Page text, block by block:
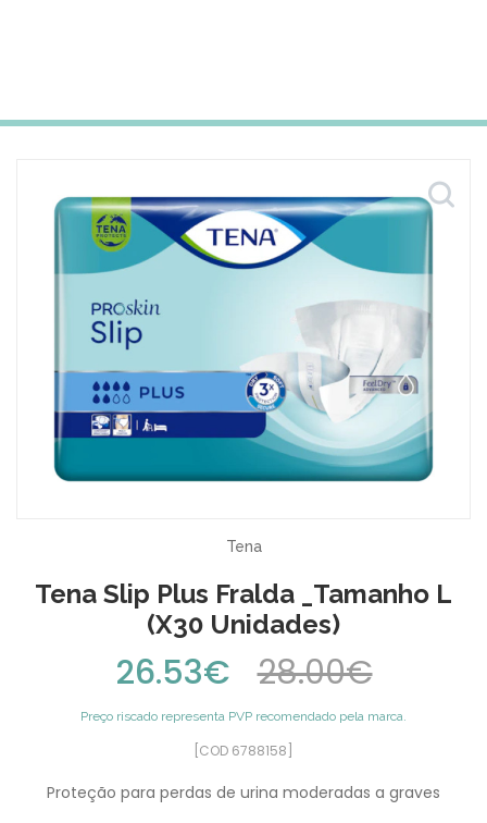
Tena
Tena Slip Plus Fralda _Tamanho L
(x30 Unidades)
26.53€ 28.00€
Preço riscado representa PVP recomendado pela marca.
[COD 6788158]
Proteção para perdas de urina moderadas a graves